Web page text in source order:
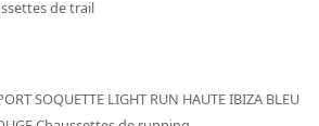
de trail
SOQUETTE LIGHT RUN HAUTE IBIZA BLEU